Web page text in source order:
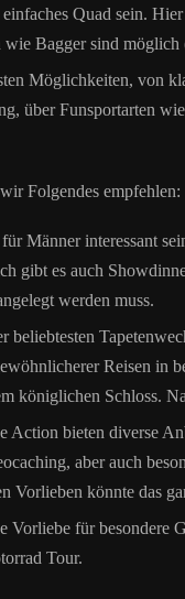
Quad sein.
Bagger sind
Möglichkeiten, von
über Funsportarten
Folgendes empfehlen:
Männer interessant
gibt es auch
werden muss.
beliebtesten
Reisen in
königlichen Schloss.
bieten diverse
aber auch
Vorlieben könnte das
für besondere
Tour.